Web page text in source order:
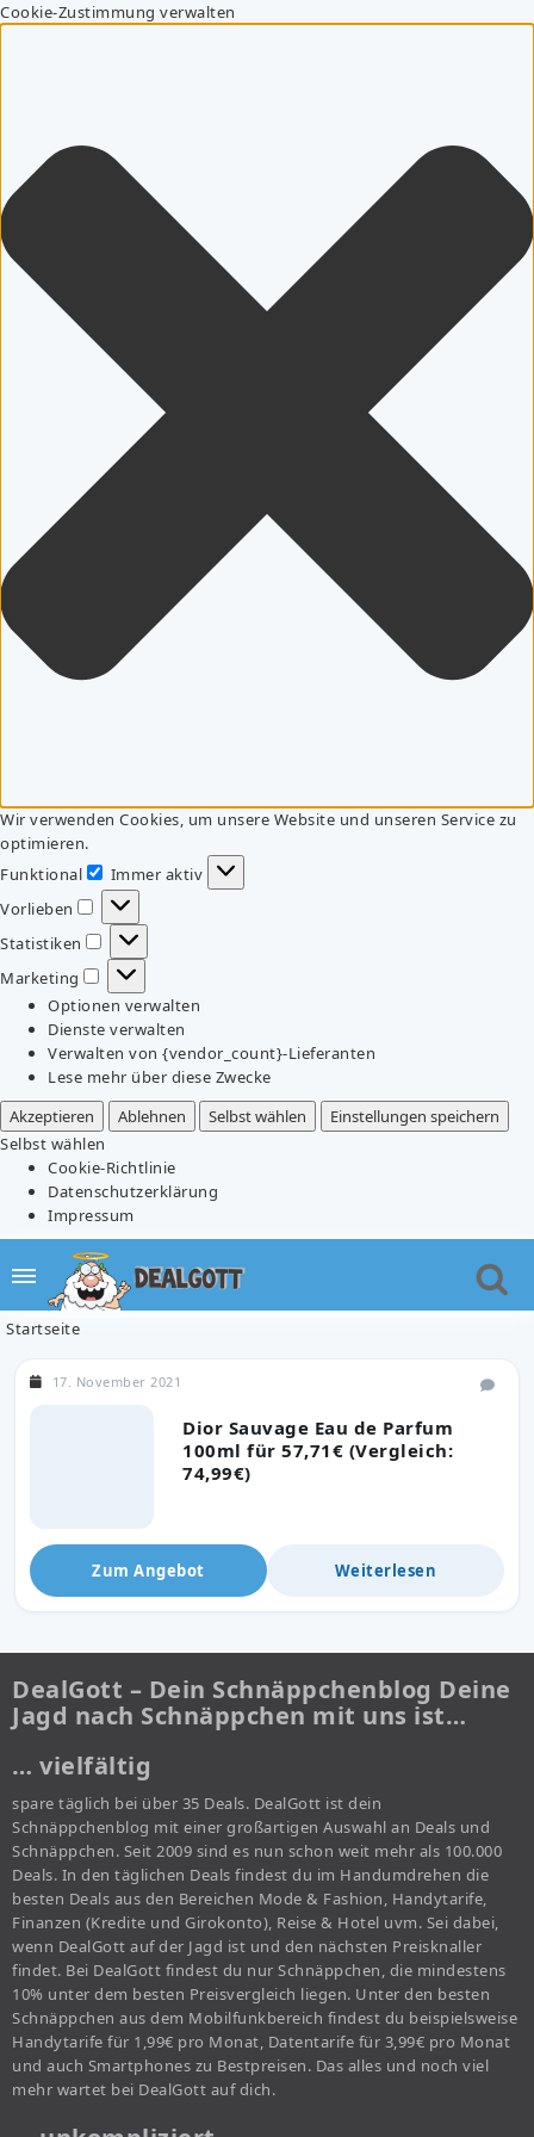
Cookie-Zustimmung verwalten
Wir verwenden Cookies, um unsere Website und unseren Service zu
optimieren.
Funktional
Funktional
Immer aktiv
Vorlieben
Vorlieben
Statistiken
Statistiken
Marketing
Marketing
Optionen verwalten
Dienste verwalten
Verwalten von {vendor_count}-Lieferanten
Lese mehr über diese Zwecke
Akzeptieren
Ablehnen Selbst wählen
Einstellungen speichern
Selbst wählen
Cookie-Richtlinie
Datenschutzerklärung
Impressum
Startseite
Dior Sauvage Eau de Parfum
100ml für 57,71€ (Vergleich:
74,99€)
17. November 2021
Zum Angebot Weiterlesen
DealGott – Dein Schnäppchenblog Deine
Jagd nach Schnäppchen mit uns ist…
… vielfältig
spare täglich bei über 35 Deals. DealGott ist dein
Schnäppchenblog mit einer großartigen Auswahl an Deals und
Schnäppchen. Seit 2009 sind es nun schon weit mehr als 100.000
Deals. In den täglichen Deals findest du im Handumdrehen die
besten Deals aus den Bereichen Mode & Fashion, Handytarife,
Finanzen (Kredite und Girokonto), Reise & Hotel uvm. Sei dabei,
wenn DealGott auf der Jagd ist und den nächsten Preisknaller
findet. Bei DealGott findest du nur Schnäppchen, die mindestens
10% unter dem besten Preisvergleich liegen. Unter den besten
Schnäppchen aus dem Mobilfunkbereich findest du beispielsweise
Handytarife für 1,99€ pro Monat, Datentarife für 3,99€ pro Monat
und auch Smartphones zu Bestpreisen. Das alles und noch viel
mehr wartet bei DealGott auf dich.